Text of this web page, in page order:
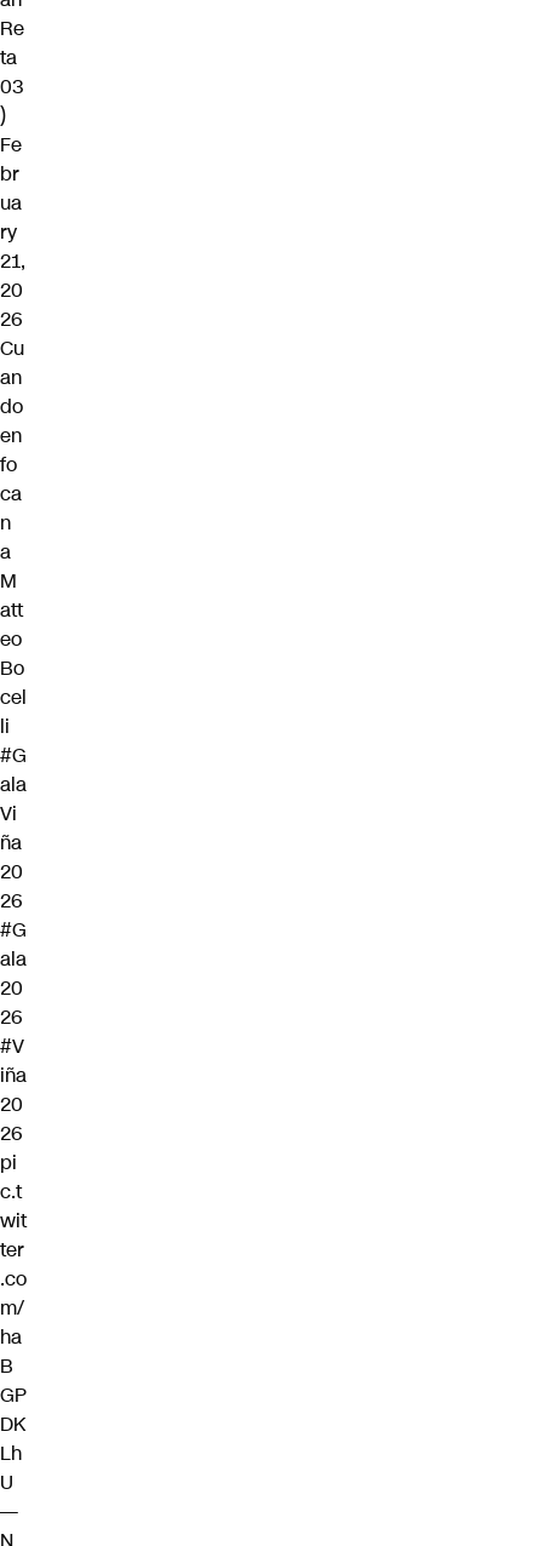
Re
ta
03
)
Fe
br
ua
ry
21,
20
26
Cu
an
do
en
fo
ca
n
a
M
att
eo
Bo
cel
li
#G
ala
Vi
ña
20
26
#G
ala
20
26
#V
iña
20
26
pi
c.t
wit
ter
.co
m/
ha
B
GP
DK
Lh
U
—